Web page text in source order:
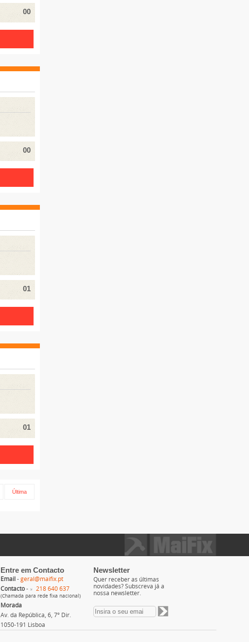
00
00
01
01
Última
Entre em Contacto
Email- geral@maifix.pt
Contacto- 218 640 637
(Chamada para rede fixa nacional)
Morada
Av. da República, 6, 7º Dir.
1050-191 Lisboa
Newsletter
Quer receber as últimas
novidades? Subscreva já a
nossa newsletter.